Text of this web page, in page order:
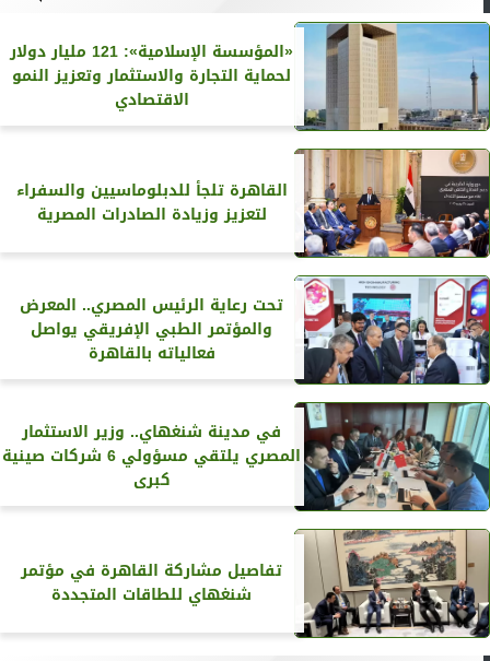
«المؤسسة الإسلامية»: 121 مليار دولار
لحماية التجارة والاستثمار وتعزيز النمو
الاقتصادي
القاهرة تلجأ للدبلوماسيين والسفراء
لتعزيز وزيادة الصادرات المصرية
تحت رعاية الرئيس المصري.. المعرض
والمؤتمر الطبي الإفريقي يواصل
فعالياته بالقاهرة
في مدينة شنغهاي.. وزير الاستثمار
المصري يلتقي مسؤولي 6 شركات صينية
كبرى
تفاصيل مشاركة القاهرة في مؤتمر
شنغهاي للطاقات المتجددة